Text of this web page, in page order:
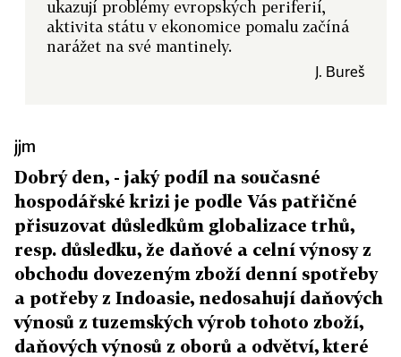
ukazují problémy evropských periferií,
aktivita státu v ekonomice pomalu začíná
narážet na své mantinely.
J. Bureš
jjm
Dobrý den, - jaký podíl na současné
hospodářské krizi je podle Vás patřičné
přisuzovat důsledkům globalizace trhů,
resp. důsledku, že daňové a celní výnosy z
obchodu dovezeným zboží denní spotřeby
a potřeby z Indoasie, nedosahují daňových
výnosů z tuzemských výrob tohoto zboží,
daňových výnosů z oborů a odvětví, které